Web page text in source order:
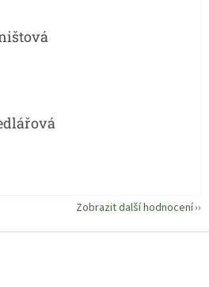
je 5 z 5 hvězdiček.
je 5 z 5 hvězdiček.
Zobrazit další hodnocení